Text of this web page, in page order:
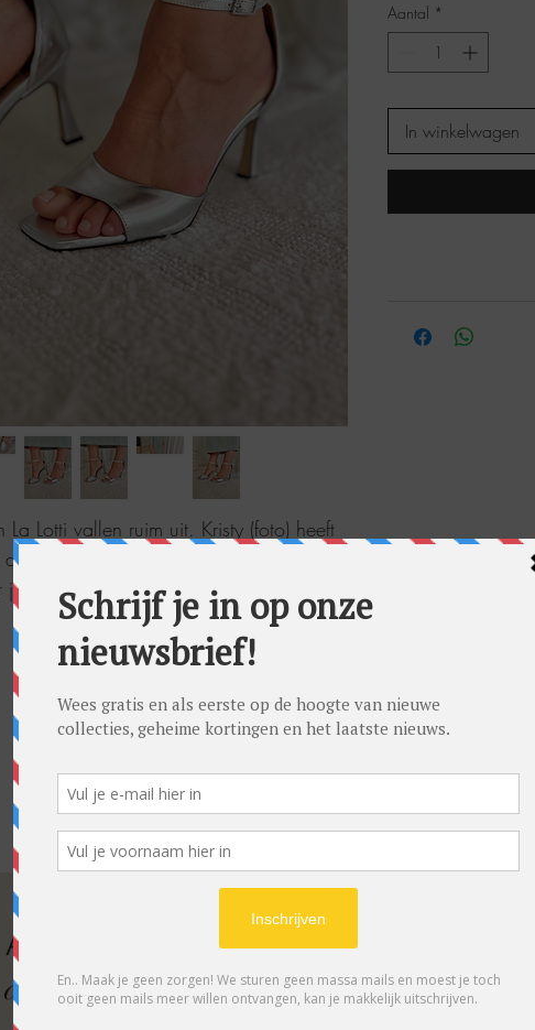
Lotti vallen ruim uit. Kristy (foto) heeft
op foto maat 36. Ze zijn perfect
bestelt dus best één maatje kleiner in
Aantal *
In winkelwagen
ABONNEER OP ONZE NIEUWSBRIEF
eerste op de hoogte van acties en- /